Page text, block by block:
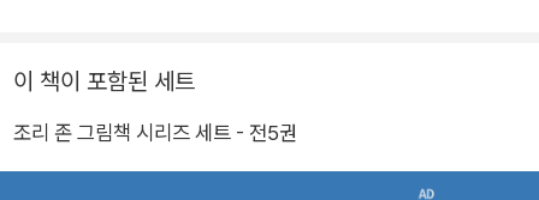
이 책이 포함된 세트
조리 존 그림책 시리즈 세트 - 전5권